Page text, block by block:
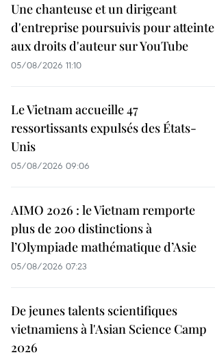
Une chanteuse et un dirigeant
d'entreprise poursuivis pour atteinte
aux droits d'auteur sur YouTube
05/08/2026 11:10
Le Vietnam accueille 47
ressortissants expulsés des États-
Unis
05/08/2026 09:06
AIMO 2026 : le Vietnam remporte
plus de 200 distinctions à
l’Olympiade mathématique d’Asie
05/08/2026 07:23
De jeunes talents scientifiques
vietnamiens à l'Asian Science Camp
2026